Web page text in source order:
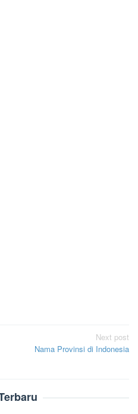
Next post
Nama Provinsi di Indonesia